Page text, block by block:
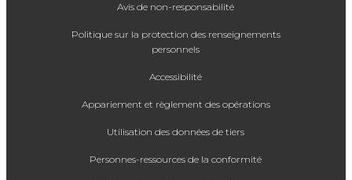
Avis de non-responsabilité
Politique sur la protection des renseignements
personnels
Accessibilité
Appariement et règlement des opérations
Utilisation des données de tiers
Personnes-ressources de la conformité